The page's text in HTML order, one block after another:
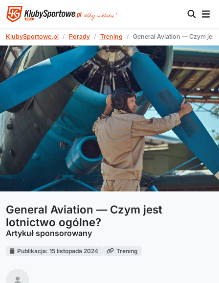
KlubySportowe.pl Porady Trening General Aviation — Czym
General Aviation — Czym jest
lotnictwo ogólne?
Artykuł sponsorowany
Publikacja: 15 listopada 2024 Trening